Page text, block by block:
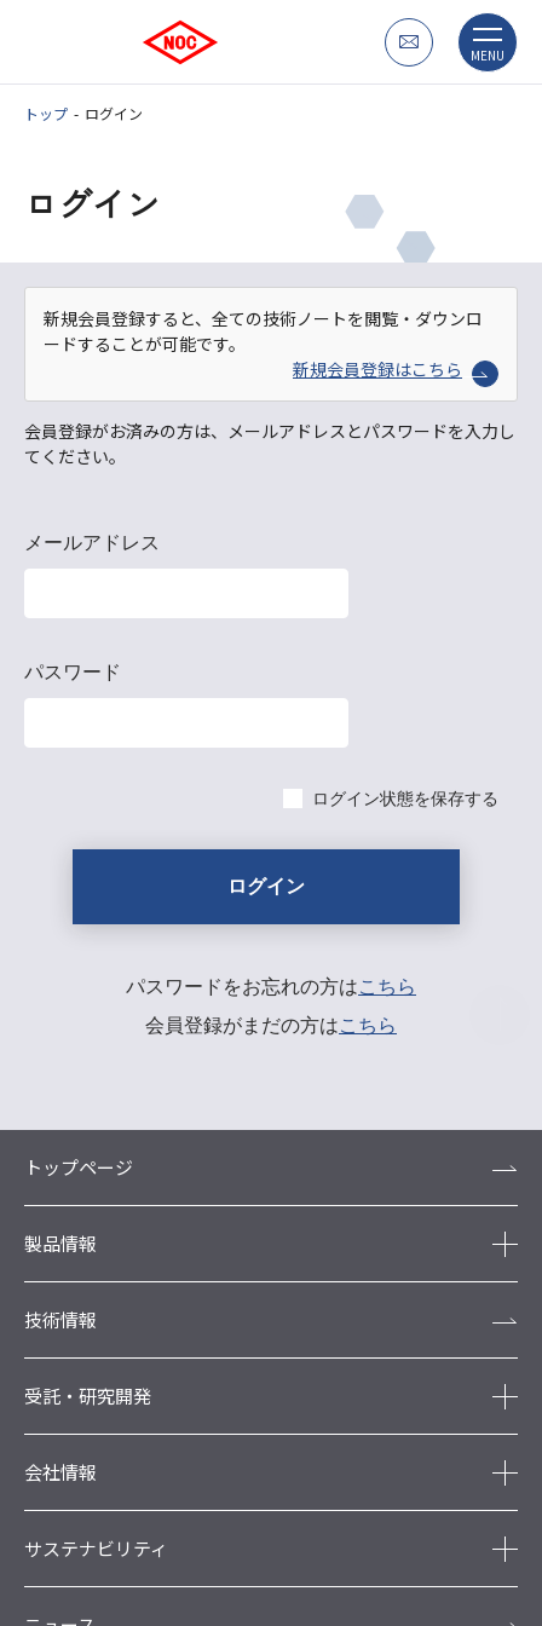
MENU
トップ ログイン
ログイン
新規会員登録すると、全ての技術ノートを閲覧・ダウンロ
ードすることが可能です。
新規会員登録はこちら
会員登録がお済みの方は、メールアドレスとパスワードを入力し
てください。
メールアドレス
パスワード
ログイン状態を保存する
パスワードをお忘れの方はこちら
会員登録がまだの方はこちら
トップページ
製品情報
技術情報
受託・研究開発
会社情報
サステナビリティ